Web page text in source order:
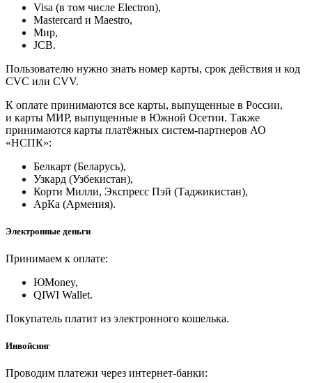
Visa (в том числе Electron),
Masterсard и Maestro,
Мир,
JCB.
Пользователю нужно знать номер карты, срок действия и код
CVC или CVV.
К оплате принимаются все карты, выпущенные в России,
и карты МИР, выпущенные в Южной Осетии. Также
принимаются карты платёжных систем-партнеров АО
«НСПК»:
Белкарт (Беларусь),
Узкард (Узбекистан),
Корти Милли, Экспресс Пэй (Таджикистан),
АрКа (Армения).
Электронные деньги
Принимаем к оплате:
ЮMoney,
QIWI Wallet.
Покупатель платит из электронного кошелька.
Инвойсинг
Проводим платежи через интернет-банки: